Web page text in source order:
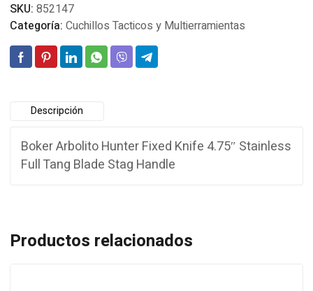
SKU: 852147
Categoría: Cuchillos Tacticos y Multierramientas
Descripción
Boker Arbolito Hunter Fixed Knife 4.75″ Stainless
Full Tang Blade Stag Handle
Productos relacionados